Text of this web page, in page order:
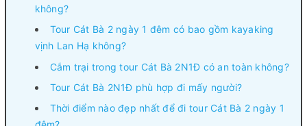
không?
Tour Cát Bà 2 ngày 1 đêm có bao gồm kayaking
vịnh Lan Hạ không?
Cắm trại trong tour Cát Bà 2N1Đ có an toàn không?
Tour Cát Bà 2N1Đ phù hợp đi mấy người?
Thời điểm nào đẹp nhất để đi tour Cát Bà 2 ngày 1